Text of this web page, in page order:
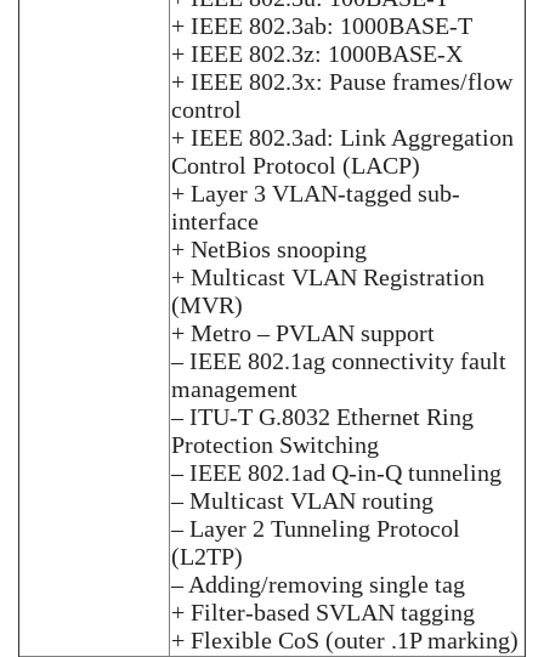
+ IEEE 802.3ab: 1000BASE-T
+ IEEE 802.3z: 1000BASE-X
+ IEEE 802.3x: Pause frames/flow
control
+ IEEE 802.3ad: Link Aggregation
Control Protocol (LACP)
+ Layer 3 VLAN-tagged sub-
interface
+ NetBios snooping
+ Multicast VLAN Registration
(MVR)
+ Metro – PVLAN support
– IEEE 802.1ag connectivity fault
management
– ITU-T G.8032 Ethernet Ring
Protection Switching
– IEEE 802.1ad Q-in-Q tunneling
– Multicast VLAN routing
– Layer 2 Tunneling Protocol
(L2TP)
– Adding/removing single tag
+ Filter-based SVLAN tagging
+ Flexible CoS (outer .1P marking)